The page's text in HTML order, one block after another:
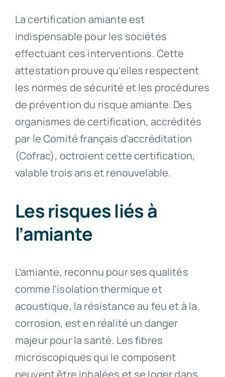
La certification amiante est
indispensable pour les sociétés
effectuant ces interventions. Cette
attestation prouve qu’elles respectent
les normes de sécurité et les procédures
de prévention du risque amiante. Des
organismes de certification, accrédités
par le Comité français d’accréditation
(Cofrac), octroient cette certification,
valable trois ans et renouvelable.
Les risques liés à
l’amiante
L’amiante, reconnu pour ses qualités
comme l’isolation thermique et
acoustique, la résistance au feu et à la
corrosion, est en réalité un danger
majeur pour la santé. Les fibres
microscopiques qui le composent